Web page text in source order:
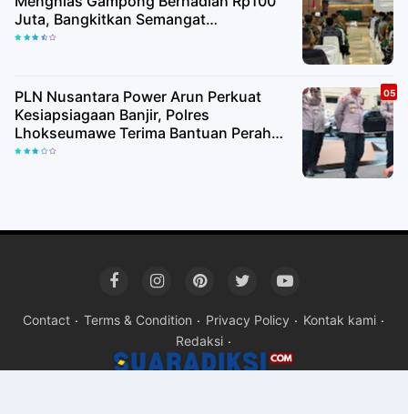
Juta, Bangkitkan Semangat
Kemerdekaan hingga Pelosok Desa
PLN Nusantara Power Arun Perkuat
Kesiapsiagaan Banjir, Polres
Lhokseumawe Terima Bantuan Perahu
Karet
Contact Terms & Condition Privacy Policy
Kontak kami
Redaksi